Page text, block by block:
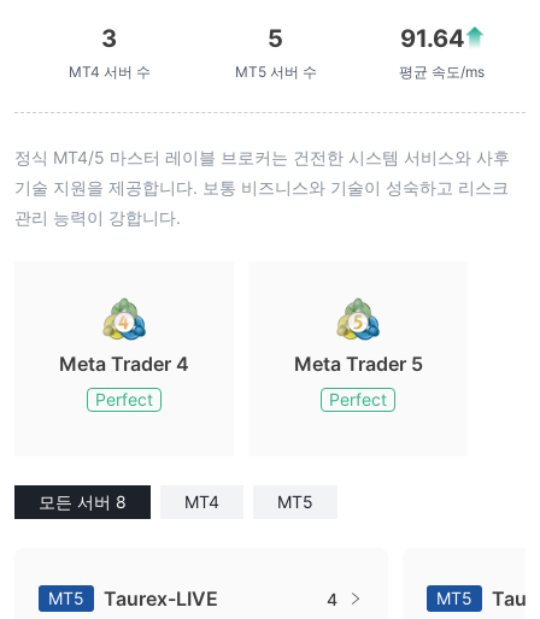
3
MT4 서버 수
5
MT5 서버 수
91.64
평균 속도/ms
정식 MT4/5 마스터 레이블 브로커는 건전한 시스템 서비스와 사후
기술 지원을 제공합니다. 보통 비즈니스와 기술이 성숙하고 리스크
관리 능력이 강합니다.
Meta Trader 4
Perfect
Meta Trader 5
Perfect
모든 서버 8 MT4 MT5
MT5 Taurex-LIVE 4 MT5